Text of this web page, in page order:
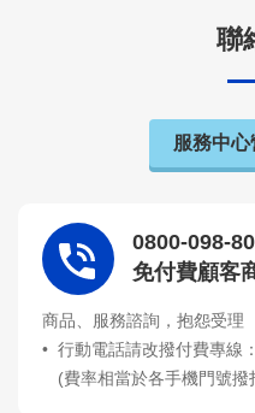
聯
服務中
0800-098-
免付費顧客
商品、服務諮詢，抱怨受理
行動電話請改撥付費專線
(費率相當於各手機門號撥